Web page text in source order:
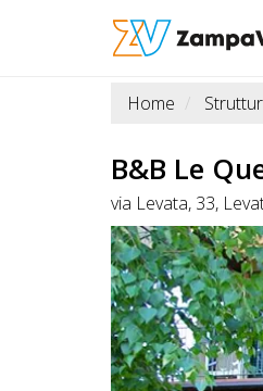
STRUTTURE
LUOGHI
Home
B&B Le
via Levata, 33,